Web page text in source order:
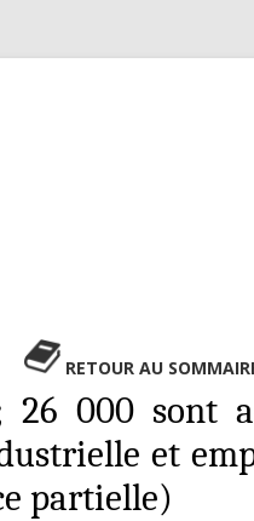
RETOUR AU
26 000 sont
et
partielle)